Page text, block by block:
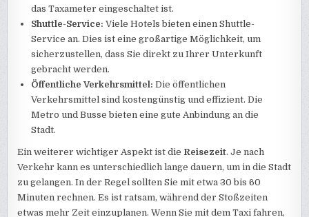
das Taxameter eingeschaltet ist.
Shuttle-Service: Viele Hotels bieten einen Shuttle-
Service an. Dies ist eine großartige Möglichkeit, um
sicherzustellen, dass Sie direkt zu Ihrer Unterkunft
gebracht werden.
Öffentliche Verkehrsmittel: Die öffentlichen
Verkehrsmittel sind kostengünstig und effizient. Die
Metro und Busse bieten eine gute Anbindung an die
Stadt.
Ein weiterer wichtiger Aspekt ist die Reisezeit. Je nach
Verkehr kann es unterschiedlich lange dauern, um in die Stadt
zu gelangen. In der Regel sollten Sie mit etwa 30 bis 60
Minuten rechnen. Es ist ratsam, während der Stoßzeiten
etwas mehr Zeit einzuplanen. Wenn Sie mit dem Taxi fahren,